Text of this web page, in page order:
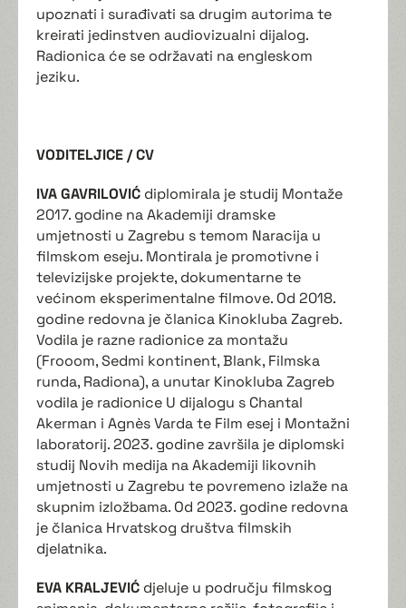
upoznati i surađivati sa drugim autorima te
kreirati jedinstven audiovizualni dijalog.
Radionica će se održavati na engleskom
jeziku.
VODITELJICE / CV
IVA GAVRILOVIĆ diplomirala je studij Montaže
2017. godine na Akademiji dramske
umjetnosti u Zagrebu s temom Naracija u
filmskom eseju. Montirala je promotivne i
televizijske projekte, dokumentarne te
većinom eksperimentalne filmove. Od 2018.
godine redovna je članica Kinokluba Zagreb.
Vodila je razne radionice za montažu
(Frooom, Sedmi kontinent, Blank, Filmska
runda, Radiona), a unutar Kinokluba Zagreb
vodila je radionice U dijalogu s Chantal
Akerman i Agnès Varda te Film esej i Montažni
laboratorij. 2023. godine završila je diplomski
studij Novih medija na Akademiji likovnih
umjetnosti u Zagrebu te povremeno izlaže na
skupnim izložbama. Od 2023. godine redovna
je članica Hrvatskog društva filmskih
djelatnika.
EVA KRALJEVIĆ djeluje u području filmskog